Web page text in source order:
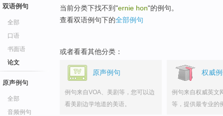
双语例句
全部
口语
书面语
论文
原声例句
全部
音频例句
当前分类下找不到"ernie hon"的例句。
查看双语例句下的全部例句
或者看看其他分类：
原声例句
例句来自VOA、美剧等，您可以边
看美剧边学地道的美语。
权威
例句来自权威英文
等，提供最专业的